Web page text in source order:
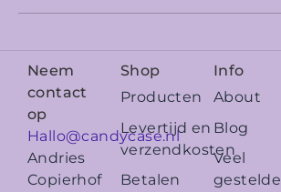
Neem
contact
op
Hallo@candycase.nl
Andries
Copierhof
Shop
Producten
Levertijd en
verzendkosten
Betalen
Info
About
Blog
Veel
gestelde